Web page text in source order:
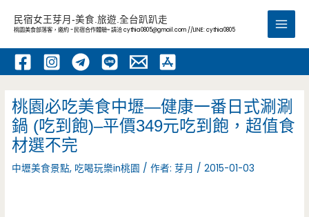
內
民宿女王芽月-美食.旅遊.全台趴趴走
桃園美食部落客，邀約 -民宿合作體驗~ 請洽cythia0805@gmail.com //LINE: cythia0805
Main
桃園必吃美食中壢—健康一番日式涮涮
鍋 (吃到飽)–平價349元吃到飽，超值食
材選不完
中壢美食景點, 吃喝玩樂in桃園 / 作者:芽月 /2015-01-03